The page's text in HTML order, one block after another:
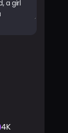
4K